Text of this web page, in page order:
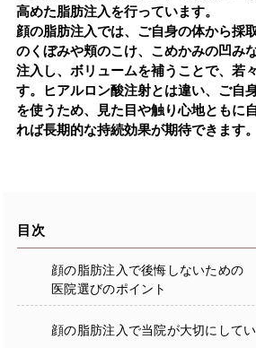
高めた脂肪注入を行っています。
顔の脂肪注入では、ご自身の体から採
のくぼみや頬のこけ、こめかみの凹み
注入し、ボリュームを補うことで、若
す。ヒアルロン酸注射とは違い、ご自
を使うため、見た目や触り心地ともに
れば長期的な持続効果が期待できます。
目次
顔の脂肪注入で後悔しないための
医院選びのポイント
顔の脂肪注入で当院が大切にして